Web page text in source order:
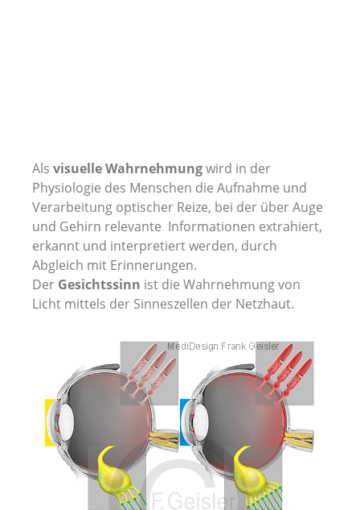
Als visuelle Wahrnehmungwird in der
Physiologie des Menschen die Aufnahme und
Verarbeitung optischer Reize, bei der über Auge
und Gehirn relevante Informationen extrahiert,
erkannt und interpretiert werden, durch
Abgleich mit Erinnerungen.
Der Gesichtssinn ist die Wahrnehmung von
Licht mittels der Sinneszellen der Netzhaut.